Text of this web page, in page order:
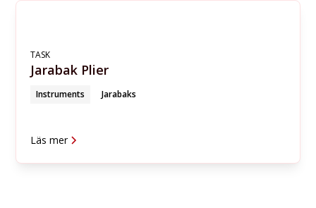
TASK
Jarabak Plier
Instruments Jarabaks
Läs mer